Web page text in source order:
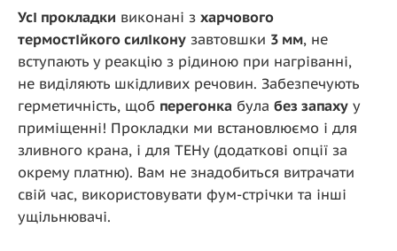
Усі прокладки виконані з харчового
термостійкого силікону завтовшки 3 мм, не
вступають у реакцію з рідиною при нагріванні,
не виділяють шкідливих речовин. Забезпечують
герметичність, щоб перегонка була без запаху у
приміщенні! Прокладки ми встановлюємо і для
зливного крана, і для ТЕНу (додаткові опції за
окрему платню). Вам не знадобиться витрачати
свій час, використовувати фум-стрічки та інші
ущільнювачі.